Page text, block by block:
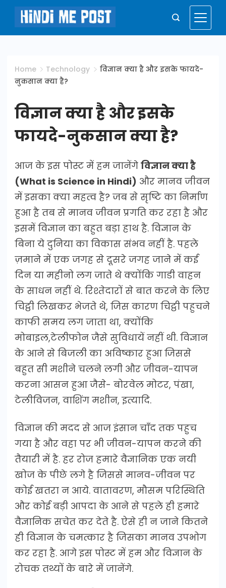
Skip
content
Hindi
Me
Post
Home Technology
विज्ञान क्या है और इसके फायदे-
नुकसान क्या है?
विज्ञान क्या है और इसके
फायदे-नुकसान क्या है?
आज के इस पोस्ट में हम जानेंगे विज्ञान क्या है
(What is Science in Hindi) और मानव जीवन
में इसका क्या महत्व है? जब से सृष्टि का निर्माण
हुआ है तब से मानव जीवन प्रगति कर रहा है और
इसमें विज्ञान का बहुत बड़ा हाथ है. विज्ञान के
बिना ये दुनिया का विकास संभव नहीं है. पहले
ज़माने में एक जगह से दूसरे जगह जाने में कई
दिन या महीनो लग जाते थे क्योंकि गाडी वाहन
के साधन नहीं थे. रिश्तेदारों से बात करने के लिए
चिट्ठी लिखकर भेजते थे, जिस कारण चिट्ठी पहुचने
काफी समय लग जाता था, क्योंकि
मोबाइल,टेलीफोन जैसे सुविधायें नहीं थी. विज्ञान
के आने से बिजली का अविष्कार हुआ जिससे
बहुत सी मशीने चलने लगी और जीवन-यापन
करना आसन हुआ जैसे- बोरवेल मोटर, पंखा,
टेलीविजन, वाशिंग मशीन, इत्यादि.
विज्ञान की मदद से आज इंसान चाँद तक पहुच
गया है और वहा पर भी जीवन-यापन करने की
तैयारी में है. हर रोज हमारे वैज्ञानिक एक नयी
खोज के पीछे लगे है जिससे मानव-जीवन पर
कोई खतरा न आये. वातावरण, मौसम परिस्थिति
और कोई बड़ी आपदा के आने से पहले ही हमारे
वैज्ञानिक सचेत कर देते है. ऐसे ही न जाने कितने
ही विज्ञान के चमत्कार है जिसका मानव उपभोग
कर रहा है. आगे इस पोस्ट में हम और विज्ञान के
रोचक तथ्यों के बारे में जानेंगे.